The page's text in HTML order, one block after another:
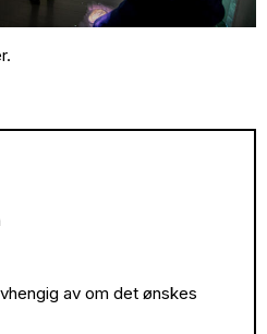
av om det ønskes